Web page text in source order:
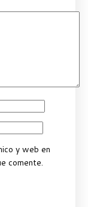
y web en
comente.